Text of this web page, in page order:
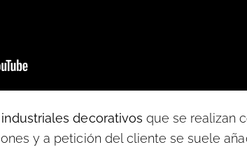
decorativos que se realizan
y a petición del cliente se suele